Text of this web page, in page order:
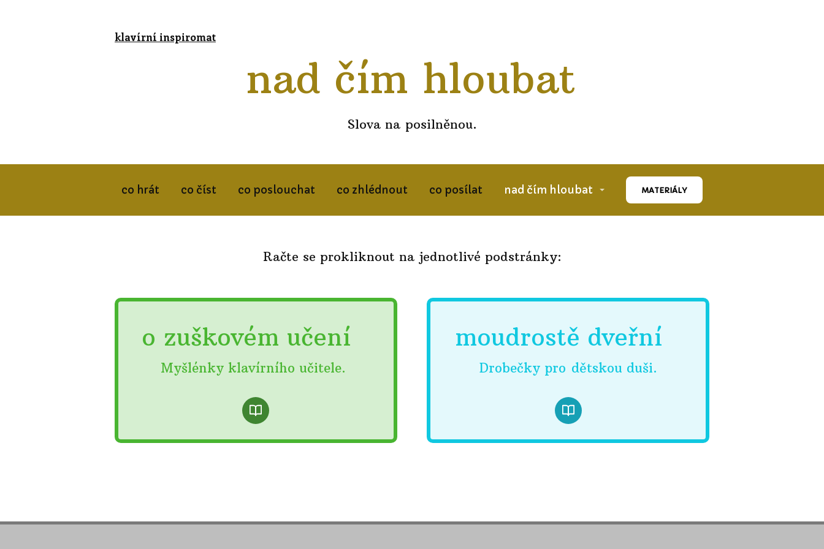
klavírní inspiromat
nad čím hloubat
Slova na posilněnou.
co hrát co číst co poslouchat co zhlédnout co posílat nad čím hloubat MATERIÁLY
Račte se prokliknout na jednotlivé podstránky:
o zuškovém učení
Myšlénky klavírního učitele.
moudrostě dveřní
Drobečky pro dětskou duši.